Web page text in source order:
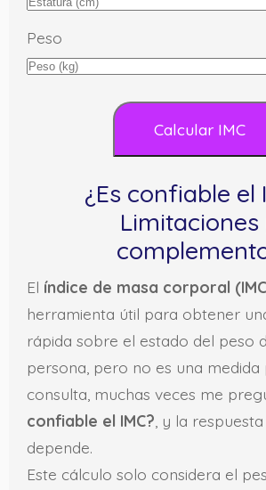
Peso
¿Es confiable el
Limitaciones
El índice de masa corporal
herramienta útil para obtener
rápida sobre el estado del peso
persona, pero no es una medida
consulta, muchas veces me
confiable el IMC? , y la
depende.
Este cálculo solo considera el